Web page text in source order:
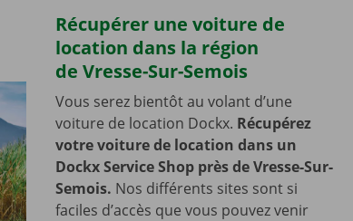
Récupérer une voiture de
location dans la région
de Vresse-Sur-Semois
Vous serez bientôt au volant d’une
voiture de location Dockx. Récupérez
votre voiture de location dans un
Dockx Service Shop près de Vresse-Sur-
Semois. Nos différents sites sont si
faciles d’accès que vous pouvez venir